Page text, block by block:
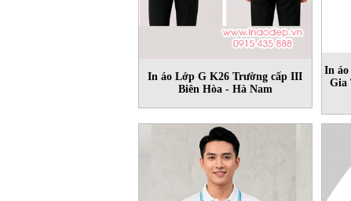
In áo Lớp G K26 Trường cấp III
Biên Hòa - Hà Nam
In áo
Gia